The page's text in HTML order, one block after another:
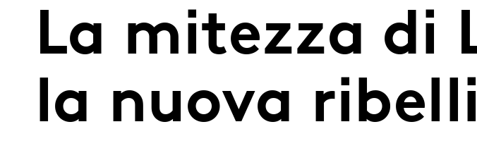
La mitezza di
la nuova